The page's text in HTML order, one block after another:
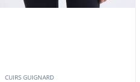
CUIRS GUIGNARD